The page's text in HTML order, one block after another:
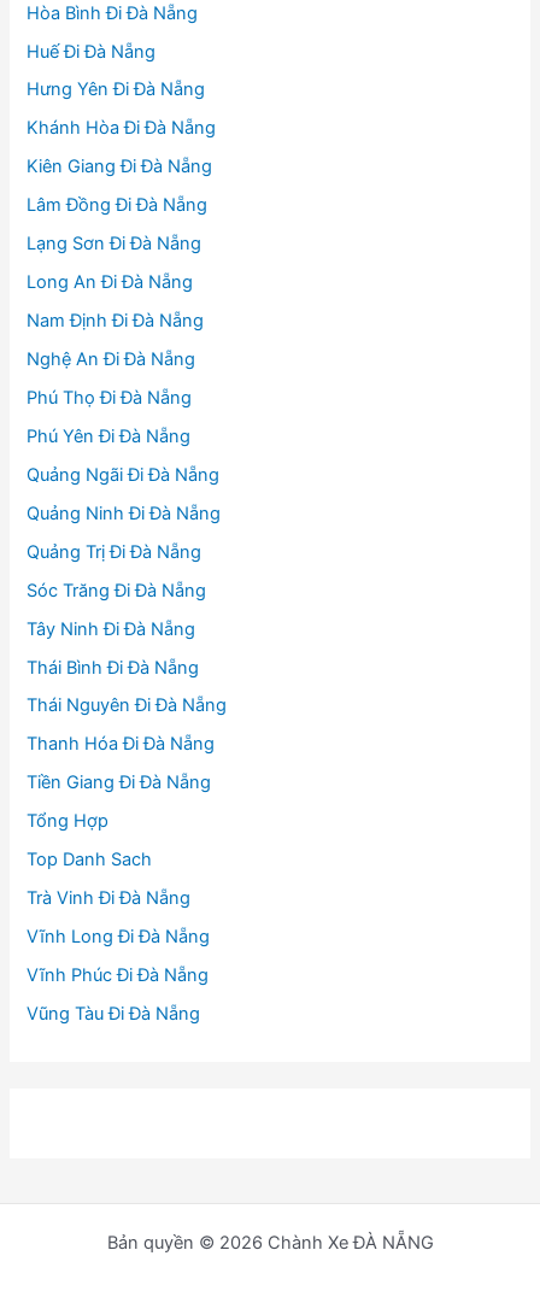
Hòa Bình Đi Đà Nẵng
Huế Đi Đà Nẵng
Hưng Yên Đi Đà Nẵng
Khánh Hòa Đi Đà Nẵng
Kiên Giang Đi Đà Nẵng
Lâm Đồng Đi Đà Nẵng
Lạng Sơn Đi Đà Nẵng
Long An Đi Đà Nẵng
Nam Định Đi Đà Nẵng
Nghệ An Đi Đà Nẵng
Phú Thọ Đi Đà Nẵng
Phú Yên Đi Đà Nẵng
Quảng Ngãi Đi Đà Nẵng
Quảng Ninh Đi Đà Nẵng
Quảng Trị Đi Đà Nẵng
Sóc Trăng Đi Đà Nẵng
Tây Ninh Đi Đà Nẵng
Thái Bình Đi Đà Nẵng
Thái Nguyên Đi Đà Nẵng
Thanh Hóa Đi Đà Nẵng
Tiền Giang Đi Đà Nẵng
Tổng Hợp
Top Danh Sach
Trà Vinh Đi Đà Nẵng
Vĩnh Long Đi Đà Nẵng
Vĩnh Phúc Đi Đà Nẵng
Vũng Tàu Đi Đà Nẵng
Bản quyền © 2026 Chành Xe ĐÀ NẴNG